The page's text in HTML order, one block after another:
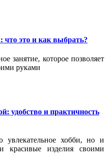
это и как выбрать?
занятие, которое позволяет
руками
удобство и практичность
хобби, но и
красивые изделия своими